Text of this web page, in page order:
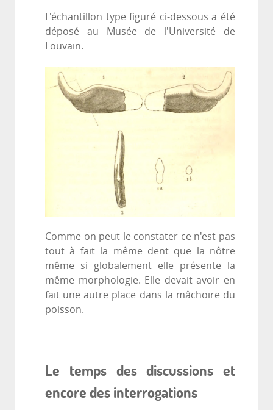
L'échantillon type figuré ci-dessous a été
déposé au Musée de l'Université de
Louvain.
Comme on peut le constater ce n'est pas
tout à fait la même dent que la nôtre
même si globalement elle présente la
même morphologie. Elle devait avoir en
fait une autre place dans la mâchoire du
poisson.
Le temps des discussions et
encore des interrogations